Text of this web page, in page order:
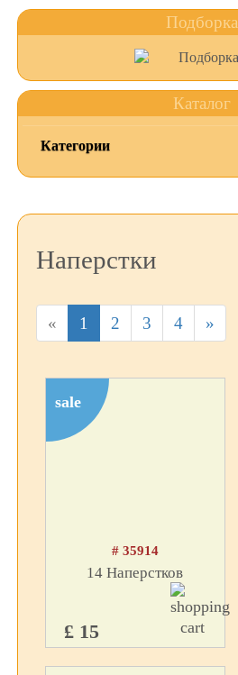
Подборка
Каталог
Категории
Наперстки
« 1 2 3 4 »
sale
# 35914
14 Наперстков
£ 15